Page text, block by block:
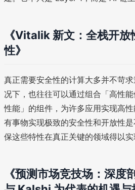
《Vitalik 新文：全栈开
性》
真正需要安全性的计算大多并不苛
况下，也往往可以通过组合「高性
性能」的组件，为许多应用实现高
有事物实现极致的安全性和开放性
保这些特性在真正关键的领域得以实
《预测市场竞技场：深